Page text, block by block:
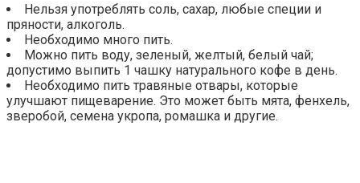
Нельзя употреблять соль, сахар, любые специи и
пряности, алкоголь.
Необходимо много пить.
Можно пить воду, зеленый, желтый, белый чай;
допустимо выпить 1 чашку натурального кофе в день.
Необходимо пить травяные отвары, которые
улучшают пищеварение. Это может быть мята, фенхель,
зверобой, семена укропа, ромашка и другие.